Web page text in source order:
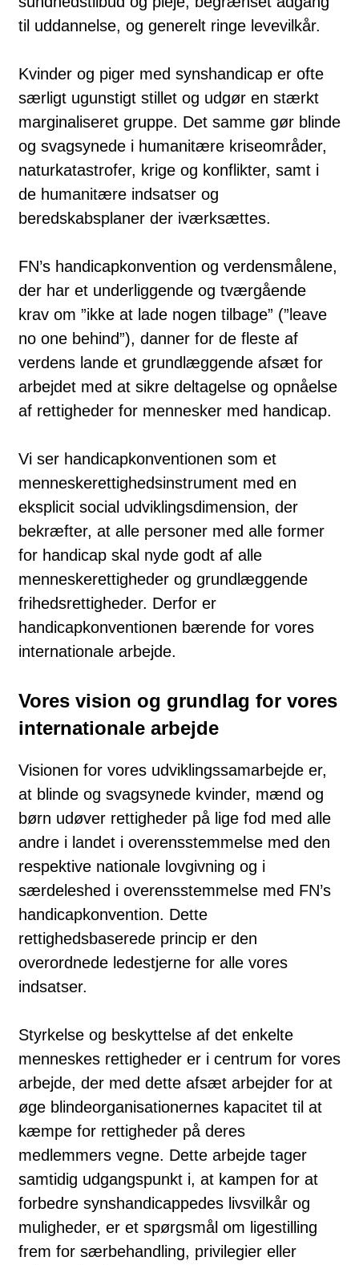
til uddannelse, og generelt ringe levevilkår.
Kvinder og piger med synshandicap er ofte
særligt ugunstigt stillet og udgør en stærkt
marginaliseret gruppe. Det samme gør blinde
og svagsynede i humanitære kriseområder,
naturkatastrofer, krige og konflikter, samt i
de humanitære indsatser og
beredskabsplaner der iværksættes.
FN’s handicapkonvention og verdensmålene,
der har et underliggende og tværgående
krav om ”ikke at lade nogen tilbage” (”leave
no one behind”), danner for de fleste af
verdens lande et grundlæggende afsæt for
arbejdet med at sikre deltagelse og opnåelse
af rettigheder for mennesker med handicap.
Vi ser handicapkonventionen som et
menneskerettighedsinstrument med en
eksplicit social udviklingsdimension, der
bekræfter, at alle personer med alle former
for handicap skal nyde godt af alle
menneskerettigheder og grundlæggende
frihedsrettigheder. Derfor er
handicapkonventionen bærende for vores
internationale arbejde.
Vores vision og grundlag for vores
internationale arbejde
Visionen for vores udviklingssamarbejde er,
at blinde og svagsynede kvinder, mænd og
børn udøver rettigheder på lige fod med alle
andre i landet i overensstemmelse med den
respektive nationale lovgivning og i
særdeleshed i overensstemmelse med FN’s
handicapkonvention. Dette
rettighedsbaserede princip er den
overordnede ledestjerne for alle vores
indsatser.
Styrkelse og beskyttelse af det enkelte
menneskes rettigheder er i centrum for vores
arbejde, der med dette afsæt arbejder for at
øge blindeorganisationernes kapacitet til at
kæmpe for rettigheder på deres
medlemmers vegne. Dette arbejde tager
samtidig udgangspunkt i, at kampen for at
forbedre synshandicappedes livsvilkår og
muligheder, er et spørgsmål om ligestilling
frem for særbehandling, privilegier eller